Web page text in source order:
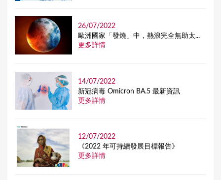
26/07/2022
歐洲國家「發燒」中，熱浪完全無助太...
更多詳情
14/07/2022
新冠病毒 Omicron BA.5 最新資訊
更多詳情
12/07/2022
《2022 年可持續發展目標報告》
更多詳情